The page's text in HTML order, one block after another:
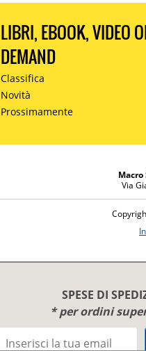
SPESE DI
* per ordini
LIBRI, EBOOK, VIDEO
DEMAND
Classifica
Novità
Prossimamente
Via